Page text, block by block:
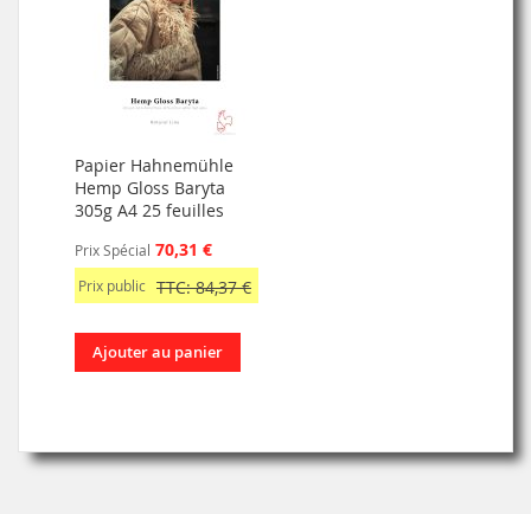
Papier Hahnemühle
Hemp Gloss Baryta
305g A4 25 feuilles
Prix Spécial 70,31 €
Prix public TTC: 84,37 €
Ajouter au panier